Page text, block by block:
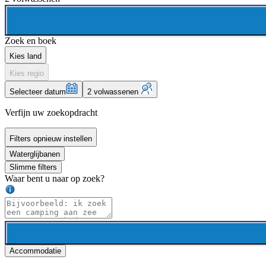
Zoek en boek
Kies land
Kies regio
Selecteer datum 2 volwassenen
Verfijn uw zoekopdracht
Filters opnieuw instellen
Waterglijbanen
Slimme filters
Waar bent u naar op zoek?
Accommodatie